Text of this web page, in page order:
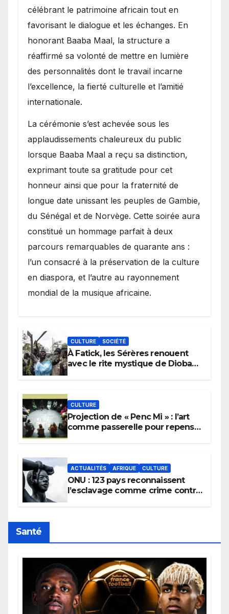
célébrant le patrimoine africain tout en
favorisant le dialogue et les échanges. En
honorant Baaba Maal, la structure a
réaffirmé sa volonté de mettre en lumière
des personnalités dont le travail incarne
l’excellence, la fierté culturelle et l’amitié
internationale.
​La cérémonie s’est achevée sous les
applaudissements chaleureux du public
lorsque Baaba Maal a reçu sa distinction,
exprimant toute sa gratitude pour cet
honneur ainsi que pour la fraternité de
longue date unissant les peuples de Gambie,
du Sénégal et de Norvège. Cette soirée aura
constitué un hommage parfait à deux
parcours remarquables de quarante ans :
l’un consacré à la préservation de la culture
en diaspora, et l’autre au rayonnement
mondial de la musique africaine.
CULTURE SOCIÉTÉ
À Fatick, les Sérères renouent
avec le rite mystique de Diobaye
CULTURE
Projection de « Penc Mi » : l’art
comme passerelle pour repenser
ACTUALITÉS AFRIQUE CULTURE
ONU : 123 pays reconnaissent
l’esclavage comme crime contre
Santé